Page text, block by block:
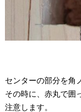
センターの部分を角
その時に、赤丸で囲
注意します。